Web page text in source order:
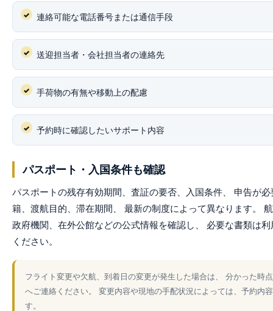
連絡可能な電話番号または通信手段
送迎担当者・会社担当者の連絡先
手荷物の有無や移動上の配慮
予約時に確認したいサポート内容
パスポート・入国条件も確認
パスポートの残存有効期間、査証の要否、入国条件、 申告が
籍、渡航目的、滞在期間、 最新の制度によって異なります。
政府機関、在外公館などの公式情報を確認し、 必要な書類は
ください。
フライト変更や欠航、到着日の変更が発生した場合は、 分かった時
へご連絡ください。 変更内容や現地の手配状況によっては、予約内
す。